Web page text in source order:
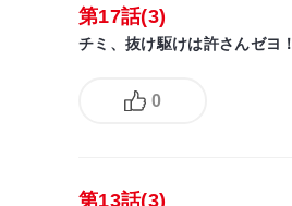
第17話(3)
チミ、抜け駆けは許さんゼヨ！
0
第13話(3)